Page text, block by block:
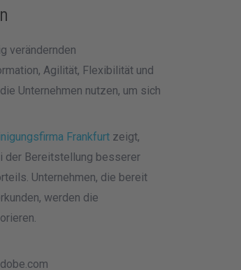
verändernden
Agilität, Flexibilität und
Unternehmen nutzen, um sich
Frankfurtzeigt,
der Bereitstellung besserer
Unternehmen, die bereit
werden die